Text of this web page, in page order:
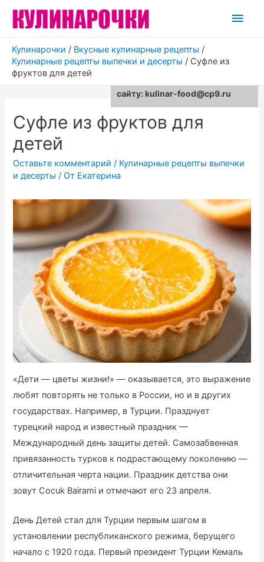
Кулинарочки / Вкусные кулинарные рецепты /
Кулинарные рецепты выпечки и десерты / Суфле из
фруктов для детей
Суфле из фруктов для
детей
Оставьте комментарий / Кулинарные рецепты выпечки
и десерты / От Екатерина
«Дети — цветы жизни!» — оказывается, это выражение
любят повторять не только в России, но и в других
государствах. Например, в Турции. Празднует
турецкий народ и известный праздник —
Международный день защиты детей. Самозабвенная
привязанность турков к подрастающему поколению —
отличительная черта нации. Праздник детства они
зовут Cocuk Bairami и отмечают его 23 апреля.
День Детей стал для Турции первым шагом в
установлении республиканского режима, берущего
начало с 1920 года. Первый президент Турции Кемаль
сайту: kulinar-food@cp9.ru